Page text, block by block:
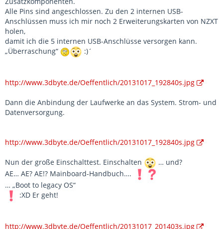
Alle Pins sind angeschlossen. Zu den 2 internen USB-
Anschlüssen muss ich mir noch 2 Erweiterungskarten von NZXT
holen,
damit ich die 5 internen USB-Anschlüsse versorgen kann.
„Überraschung“
:)´
http://www.3dbyte.de/Oeffentlich/20131017_192840s.jpg
Dann die Anbindung der Laufwerke an das System. Strom- und
Datenversorgung.
http://www.3dbyte.de/Oeffentlich/20131017_192840s.jpg
Nun der große Einschalttest. Einschalten
… und?
AE… AE? AE!? Mainboard-Handbuch….
… „Boot to legacy OS“
:XD Er geht!
http://www.3dbyte.de/Oeffentlich/20131017_201403s.jpg